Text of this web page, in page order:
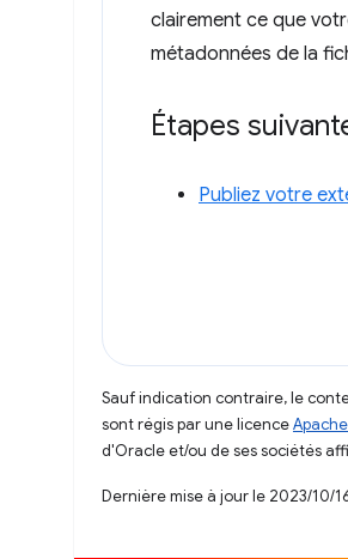
clairement ce que
métadonnées de la
Étapes
Publiez votre
Sauf indication contraire, le
sont régis par une licence
d'Oracle et/ou de ses sociétés
Dernière mise à jour le 2023/10/